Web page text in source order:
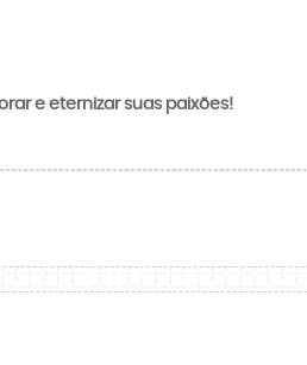
e eternizar suas paixões!